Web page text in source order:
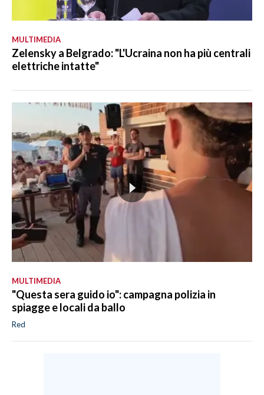
MULTIMEDIA
Zelensky a Belgrado: "L'Ucraina non ha più centrali
elettriche intatte"
MULTIMEDIA
"Questa sera guido io": campagna polizia in
spiagge e locali da ballo
Red